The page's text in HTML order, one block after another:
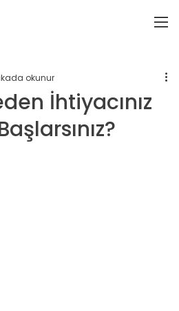
İhtiyacınız
okunur